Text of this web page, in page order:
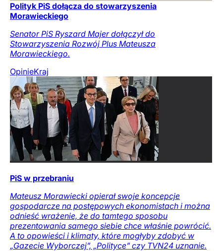
Polityk PiS dołącza do stowarzyszenia
Morawieckiego
Senator PiS Ryszard Majer dołączył do
Stowarzyszenia Rozwój Plus Mateusza
Morawieckiego.
OpinieKraj
PiS w przebraniu
Mateusz Morawiecki opierał swoje koncepcje
gospodarcze na postępowych ekonomistach i można
odnieść wrażenie, że do tamtego sposobu
prezentowania samego siebie chce właśnie powrócić.
A to opowieści i klimaty, które mogłyby zdobyć w
„Gazecie Wyborczej”, „Polityce” czy TVN24 uznanie.